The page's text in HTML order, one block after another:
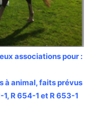
associations pour :
à animal, faits prévus
R 654-1 et R 653-1